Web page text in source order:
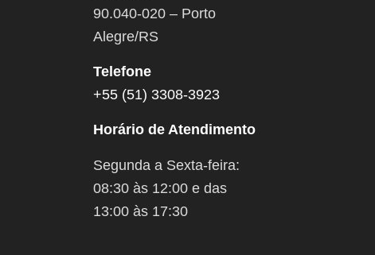
90.040-020 – Porto
Alegre/RS
Telefone
+55 (51) 3308-3923
Horário de Atendimento
Segunda a Sexta-feira:
08:30 às 12:00 e das
13:00 às 17:30